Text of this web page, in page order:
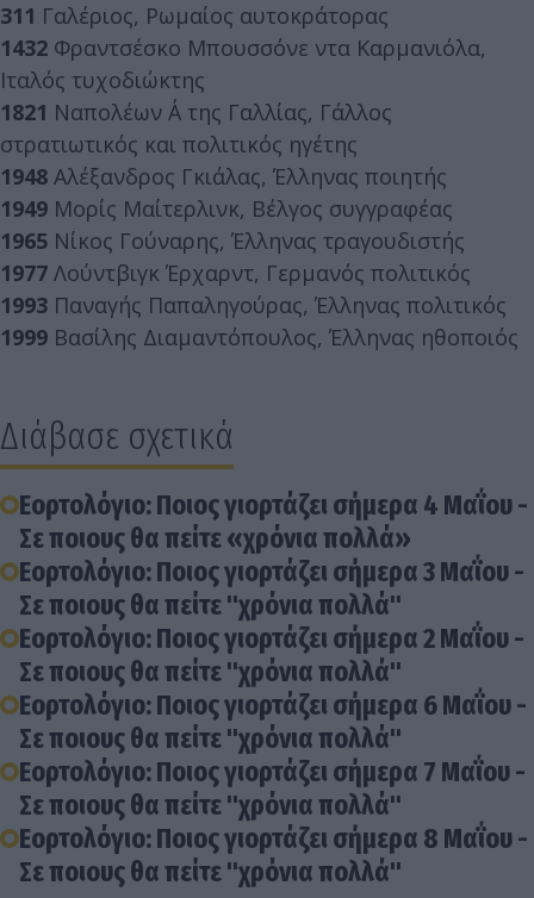
311 Γαλέριος, Ρωμαίος αυτοκράτορας
1432 Φραντσέσκο Μπουσσόνε ντα Καρμανιόλα,
Ιταλός τυχοδιώκτης
1821 Ναπολέων Α΄ της Γαλλίας, Γάλλος
στρατιωτικός και πολιτικός ηγέτης
1948 Αλέξανδρος Γκιάλας, Έλληνας ποιητής
1949 Μορίς Μαίτερλινκ, Βέλγος συγγραφέας
1965 Νίκος Γούναρης, Έλληνας τραγουδιστής
1977 Λούντβιγκ Έρχαρντ, Γερμανός πολιτικός
1993 Παναγής Παπαληγούρας, Έλληνας πολιτικός
1999 Βασίλης Διαμαντόπουλος, Έλληνας ηθοποιός
Διάβασε σχετικά
Εορτολόγιο: Ποιος γιορτάζει σήμερα 4 Μαΐου -
Σε ποιους θα πείτε «χρόνια πολλά»
Εορτολόγιο: Ποιος γιορτάζει σήμερα 3 Μαΐου -
Σε ποιους θα πείτε "χρόνια πολλά"
Εορτολόγιο: Ποιος γιορτάζει σήμερα 2 Μαΐου -
Σε ποιους θα πείτε "χρόνια πολλά"
Εορτολόγιο: Ποιος γιορτάζει σήμερα 6 Μαΐου -
Σε ποιους θα πείτε "χρόνια πολλά"
Εορτολόγιο: Ποιος γιορτάζει σήμερα 7 Μαΐου -
Σε ποιους θα πείτε "χρόνια πολλά"
Εορτολόγιο: Ποιος γιορτάζει σήμερα 8 Μαΐου -
Σε ποιους θα πείτε "χρόνια πολλά"